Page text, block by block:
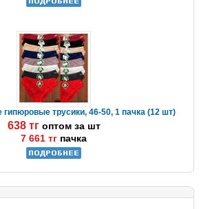
гипюровые трусики, 46-50, 1 пачка (12 шт)
638 тг оптом за шт
7 661 тг пачка